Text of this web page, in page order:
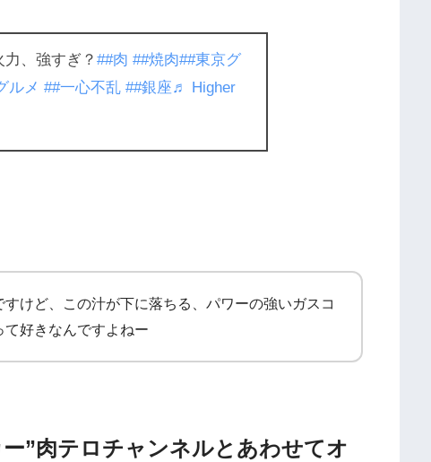
、強すぎ？ ##肉 ##焼肉##東京グ
ルメ ##一心不乱 ##銀座♬ Higher
けど、この汁が下に落ちる、パワーの強いガスコ
好きなんですよねー
”肉テロチャンネルとあわせてオ